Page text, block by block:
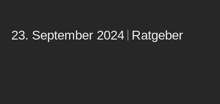
23. September 2024 Ratgeber